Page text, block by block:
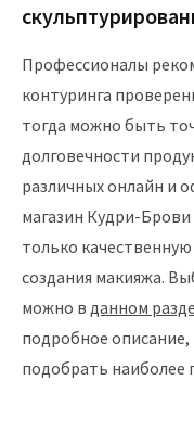
Профессионалы
контуринга
тогда можно быть
долговечности
различных онлайн и
магазин Кудри-
только
создания макияжа.
можно в данном
подробное
подобрать наиболее